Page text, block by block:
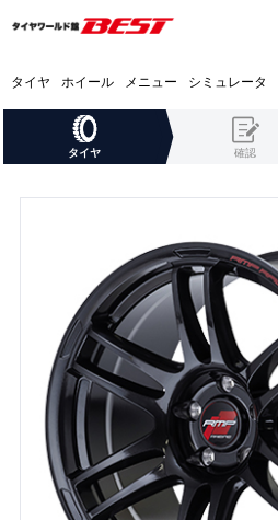
タイヤ ホイール メニュー シミュレータ
タイヤ 確認